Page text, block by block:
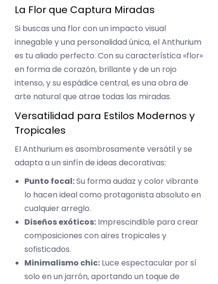
La Flor que Captura Miradas
Si buscas una flor con un impacto visual
innegable y una personalidad única, el Anthurium
es tu aliado perfecto. Con su característica «flor»
en forma de corazón, brillante y de un rojo
intenso, y su espádice central, es una obra de
arte natural que atrae todas las miradas.
Versatilidad para Estilos Modernos y
Tropicales
El Anthurium es asombrosamente versátil y se
adapta a un sinfín de ideas decorativas:
Punto focal:Su forma audaz y color vibrante
lo hacen ideal como protagonista absoluto en
cualquier arreglo.
Diseños exóticos: Imprescindible para crear
composiciones con aires tropicales y
sofisticados.
Minimalismo chic: Luce espectacular por sí
solo en un jarrón, aportando un toque de